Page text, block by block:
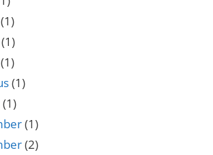
(1)
(1)
(1)
(1)
(1)
(1)
(2)